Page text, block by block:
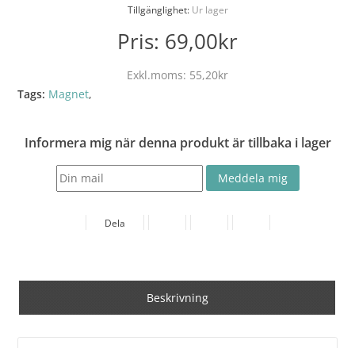
Tillgänglighet:Ur lager
Pris: 69,00kr
Exkl.moms: 55,20kr
Tags: Magnet,
Informera mig när denna produkt är tillbaka i lager
Dela
Beskrivning